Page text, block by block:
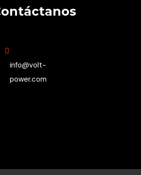
info@volt-
power.com